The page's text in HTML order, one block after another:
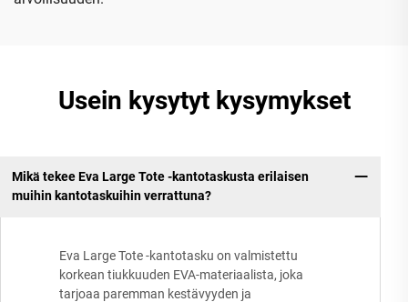
Usein kysytyt kysymykset
Mikä tekee Eva Large Tote -kantotaskusta erilaisen
muihin kantotaskuihin verrattuna?
Eva Large Tote -kantotasku on valmistettu
korkean tiukkuuden EVA-materiaalista, joka
tarjoaa paremman kestävyyden ja